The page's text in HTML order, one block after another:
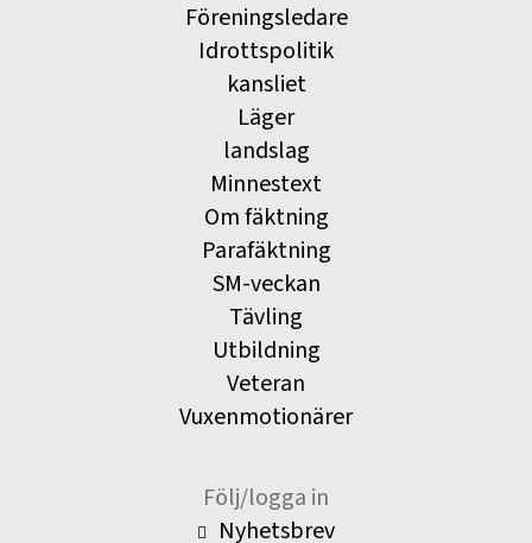
Föreningsledare
Idrottspolitik
kansliet
Läger
landslag
Minnestext
Om fäktning
Parafäktning
SM-veckan
Tävling
Utbildning
Veteran
Vuxenmotionärer
Följ/logga in
Nyhetsbrev